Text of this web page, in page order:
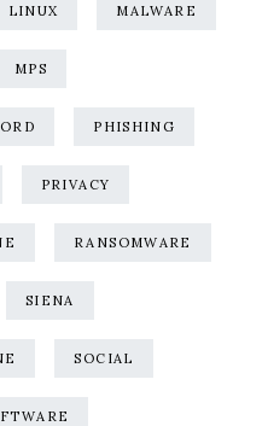
LINUX MALWARE
MPS
PHISHING
PRIVACY
RANSOMWARE
SIENA
SOCIAL